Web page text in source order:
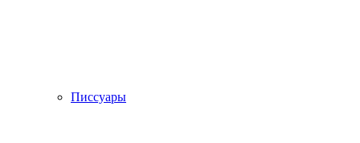
Писсуары